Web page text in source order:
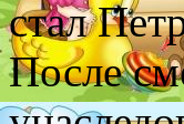
стал
После